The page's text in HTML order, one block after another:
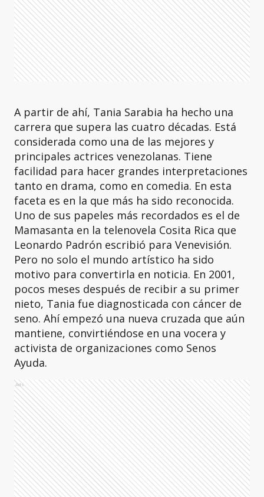
A partir de ahí, Tania Sarabia ha hecho una
carrera que supera las cuatro décadas. Está
considerada como una de las mejores y
principales actrices venezolanas. Tiene
facilidad para hacer grandes interpretaciones
tanto en drama, como en comedia. En esta
faceta es en la que más ha sido reconocida.
Uno de sus papeles más recordados es el de
Mamasanta en la telenovela Cosita Rica que
Leonardo Padrón escribió para Venevisión.
Pero no solo el mundo artístico ha sido
motivo para convertirla en noticia. En 2001,
pocos meses después de recibir a su primer
nieto, Tania fue diagnosticada con cáncer de
seno. Ahí empezó una nueva cruzada que aún
mantiene, convirtiéndose en una vocera y
activista de organizaciones como Senos
Ayuda.
Ads